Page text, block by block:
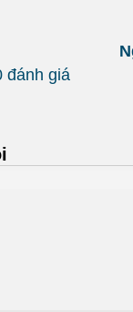
đánh giá